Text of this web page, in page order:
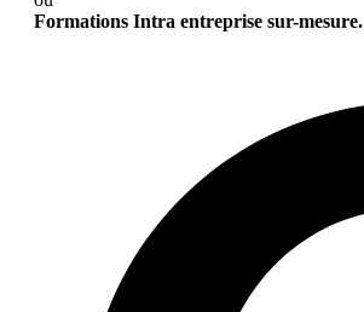
Formations Intra entreprise sur-mesure.